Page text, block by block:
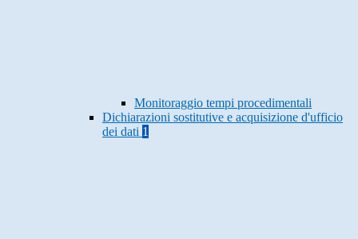
Monitoraggio tempi procedimentali
Dichiarazioni sostitutive e acquisizione d'ufficio
dei dati 1